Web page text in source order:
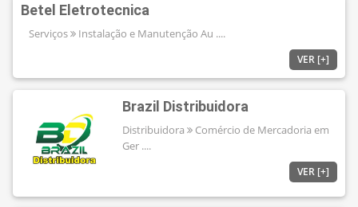
Betel Eletrotecnica
Serviços Instalação e Manutenção Au ....
VER [+]
Brazil Distribuidora
Distribuidora
Comércio de Mercadoria em
Ger ....
VER [+]